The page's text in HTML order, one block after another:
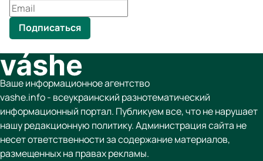
Подписаться
Ваше информационное агентство
vashe.info - всеукраинский разнотематический
информационный портал. Публикуем все, что не нарушает
нашу редакционную политику. Администрация сайта не
несет ответственности за содержание материалов,
размещенных на правах рекламы.